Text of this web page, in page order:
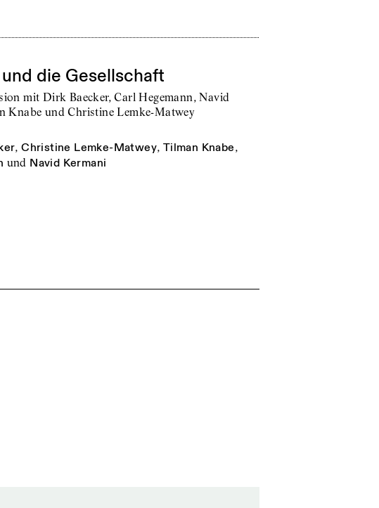
die Gesellschaft
mit Dirk Baecker, Carl Hegemann, Navid
Knabe und Christine Lemke-Matwey
,Christine Lemke-Matwey, Tilman Knabe,
und Navid Kermani